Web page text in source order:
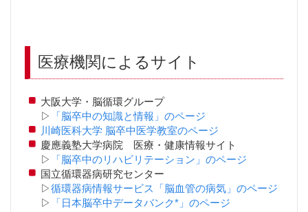
医療機関によるサイト
大阪大学・脳循環グループ
▷
「脳卒中の知識と情報」のページ
川崎医科大学 脳卒中医学教室のページ
慶應義塾大学病院 医療・健康情報サイト
▷
「脳卒中のリハビリテーション」のページ
国立循環器病研究センター
▷循環器病情報サービス「脳血管の病気」のページ
▷
「日本脳卒中データバンク*」のページ